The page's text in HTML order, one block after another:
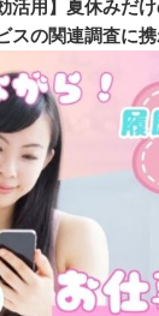
活用】夏休みだ
スの関連調査に携